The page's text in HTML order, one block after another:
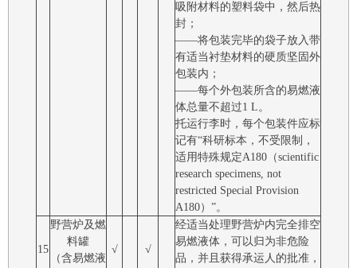
吸附材料的塑料袋中，然后热
封；
――将包装完毕的袋子放入带
有适当衬垫材料的硬质坚固外
包装内；
――每个外包装所含的易燃液
体总量不超过1 L。
托运行李时，每个包装件应标
记有“科研标本，不受限制，
适用特殊规定A180（scientific
research specimens, not
restricted Special Provision
A180）”。
15
野营炉及燃
料罐
（含易燃液
√ √
经适当处理野营炉内完全排空
易燃液体，可以归为非危险
品，并且获得承运人的批准，